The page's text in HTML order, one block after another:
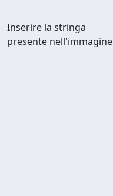
Inserire la stringa
presente nell'immagine